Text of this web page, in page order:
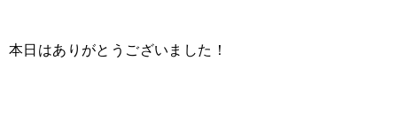
本日はありがとうございました！